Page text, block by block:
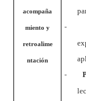
acompaña
miento y
retroalime
ntación
-
-